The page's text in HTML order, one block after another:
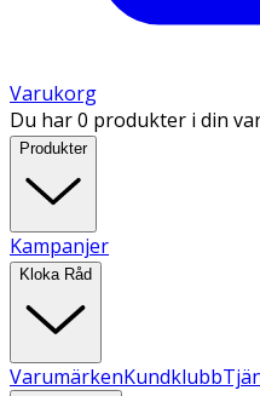
Varukorg
Du har 0 produkter i din
Produkter
Kampanjer
Kloka Råd
VarumärkenKundklubb